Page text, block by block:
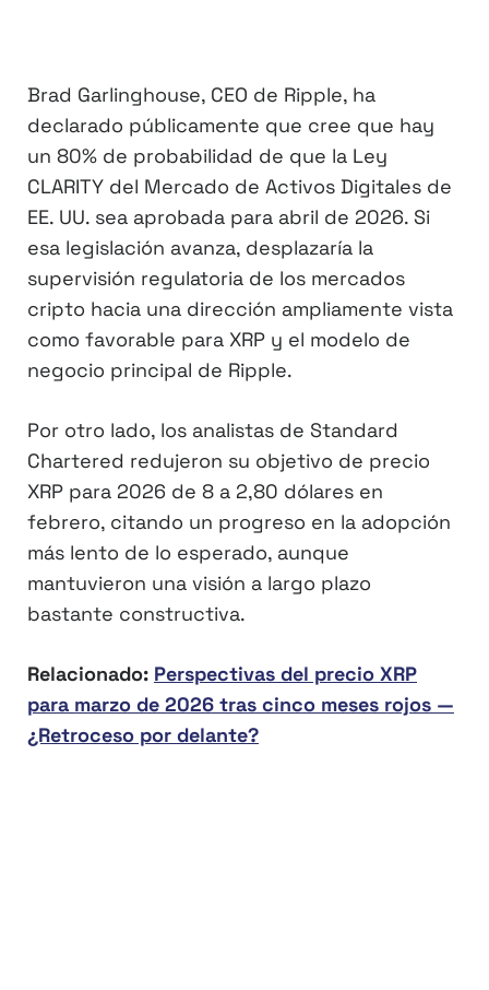
Brad Garlinghouse, CEO de Ripple, ha
declarado públicamente que cree que hay
un 80% de probabilidad de que la Ley
CLARITY del Mercado de Activos Digitales de
EE. UU. sea aprobada para abril de 2026. Si
esa legislación avanza, desplazaría la
supervisión regulatoria de los mercados
cripto hacia una dirección ampliamente vista
como favorable para XRP y el modelo de
negocio principal de Ripple.
Por otro lado, los analistas de Standard
Chartered redujeron su objetivo de precio
XRP para 2026 de 8 a 2,80 dólares en
febrero, citando un progreso en la adopción
más lento de lo esperado, aunque
mantuvieron una visión a largo plazo
bastante constructiva.
Relacionado: Perspectivas del precio XRP
para marzo de 2026 tras cinco meses rojos —
¿Retroceso por delante?